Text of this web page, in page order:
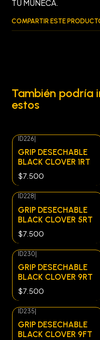
TU MUÑECA.
COMPARTIR ESTE
También podría
estos
ID226
GRIP DESECHABLE
BLACK CLOVER 1RT
$7.500
ID228
GRIP DESECHABLE
BLACK CLOVER 5RT
$7.500
ID230
GRIP DESECHABLE
BLACK CLOVER 9RT
$7.500
ID235
GRIP DESECHABLE
BLACK CLOVER 9FT